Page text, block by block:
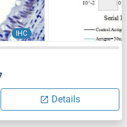
IHC
Details